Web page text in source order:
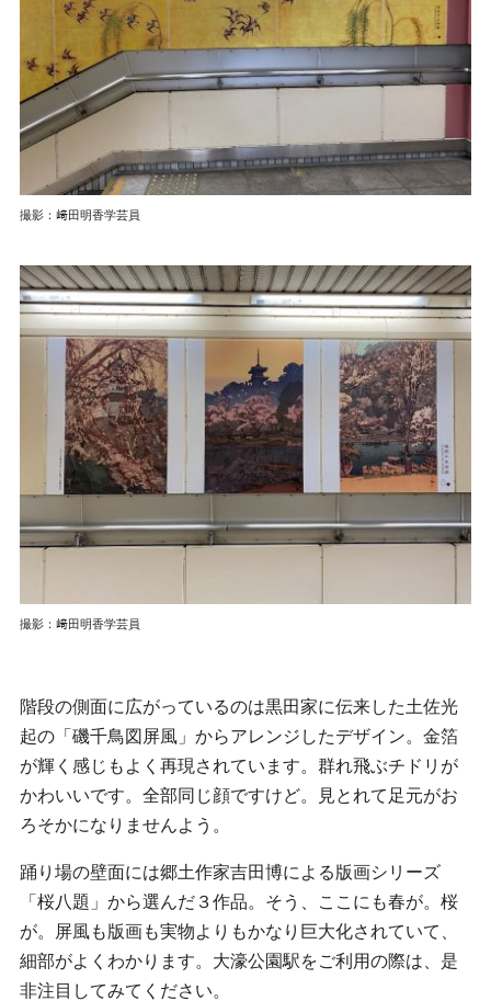
撮影：﨑田明香学芸員
撮影：﨑田明香学芸員
階段の側面に広がっているのは黒田家に伝来した土佐光
起の「磯千鳥図屏風」からアレンジしたデザイン。金箔
が輝く感じもよく再現されています。群れ飛ぶチドリが
かわいいです。全部同じ顔ですけど。見とれて足元がお
ろそかになりませんよう。
踊り場の壁面には郷土作家吉田博による版画シリーズ
「桜八題」から選んだ３作品。そう、ここにも春が。桜
が。屏風も版画も実物よりもかなり巨大化されていて、
細部がよくわかります。大濠公園駅をご利用の際は、是
非注目してみてください。